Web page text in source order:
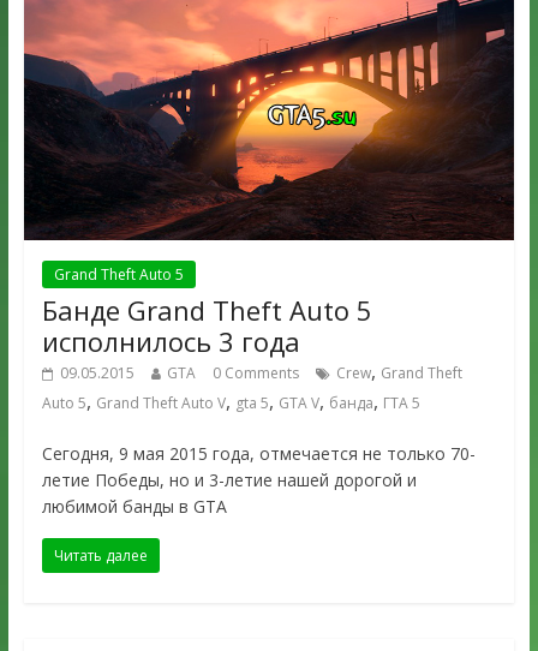
Grand Theft Auto 5
Банде Grand Theft Auto 5
исполнилось 3 года
09.05.2015 GTA 0 Comments Crew, Grand Theft
Auto 5, Grand Theft Auto V, gta 5, GTA V, банда, ГТА 5
Сегодня, 9 мая 2015 года, отмечается не только 70-
летие Победы, но и 3-летие нашей дорогой и
любимой банды в GTA
Читать далее